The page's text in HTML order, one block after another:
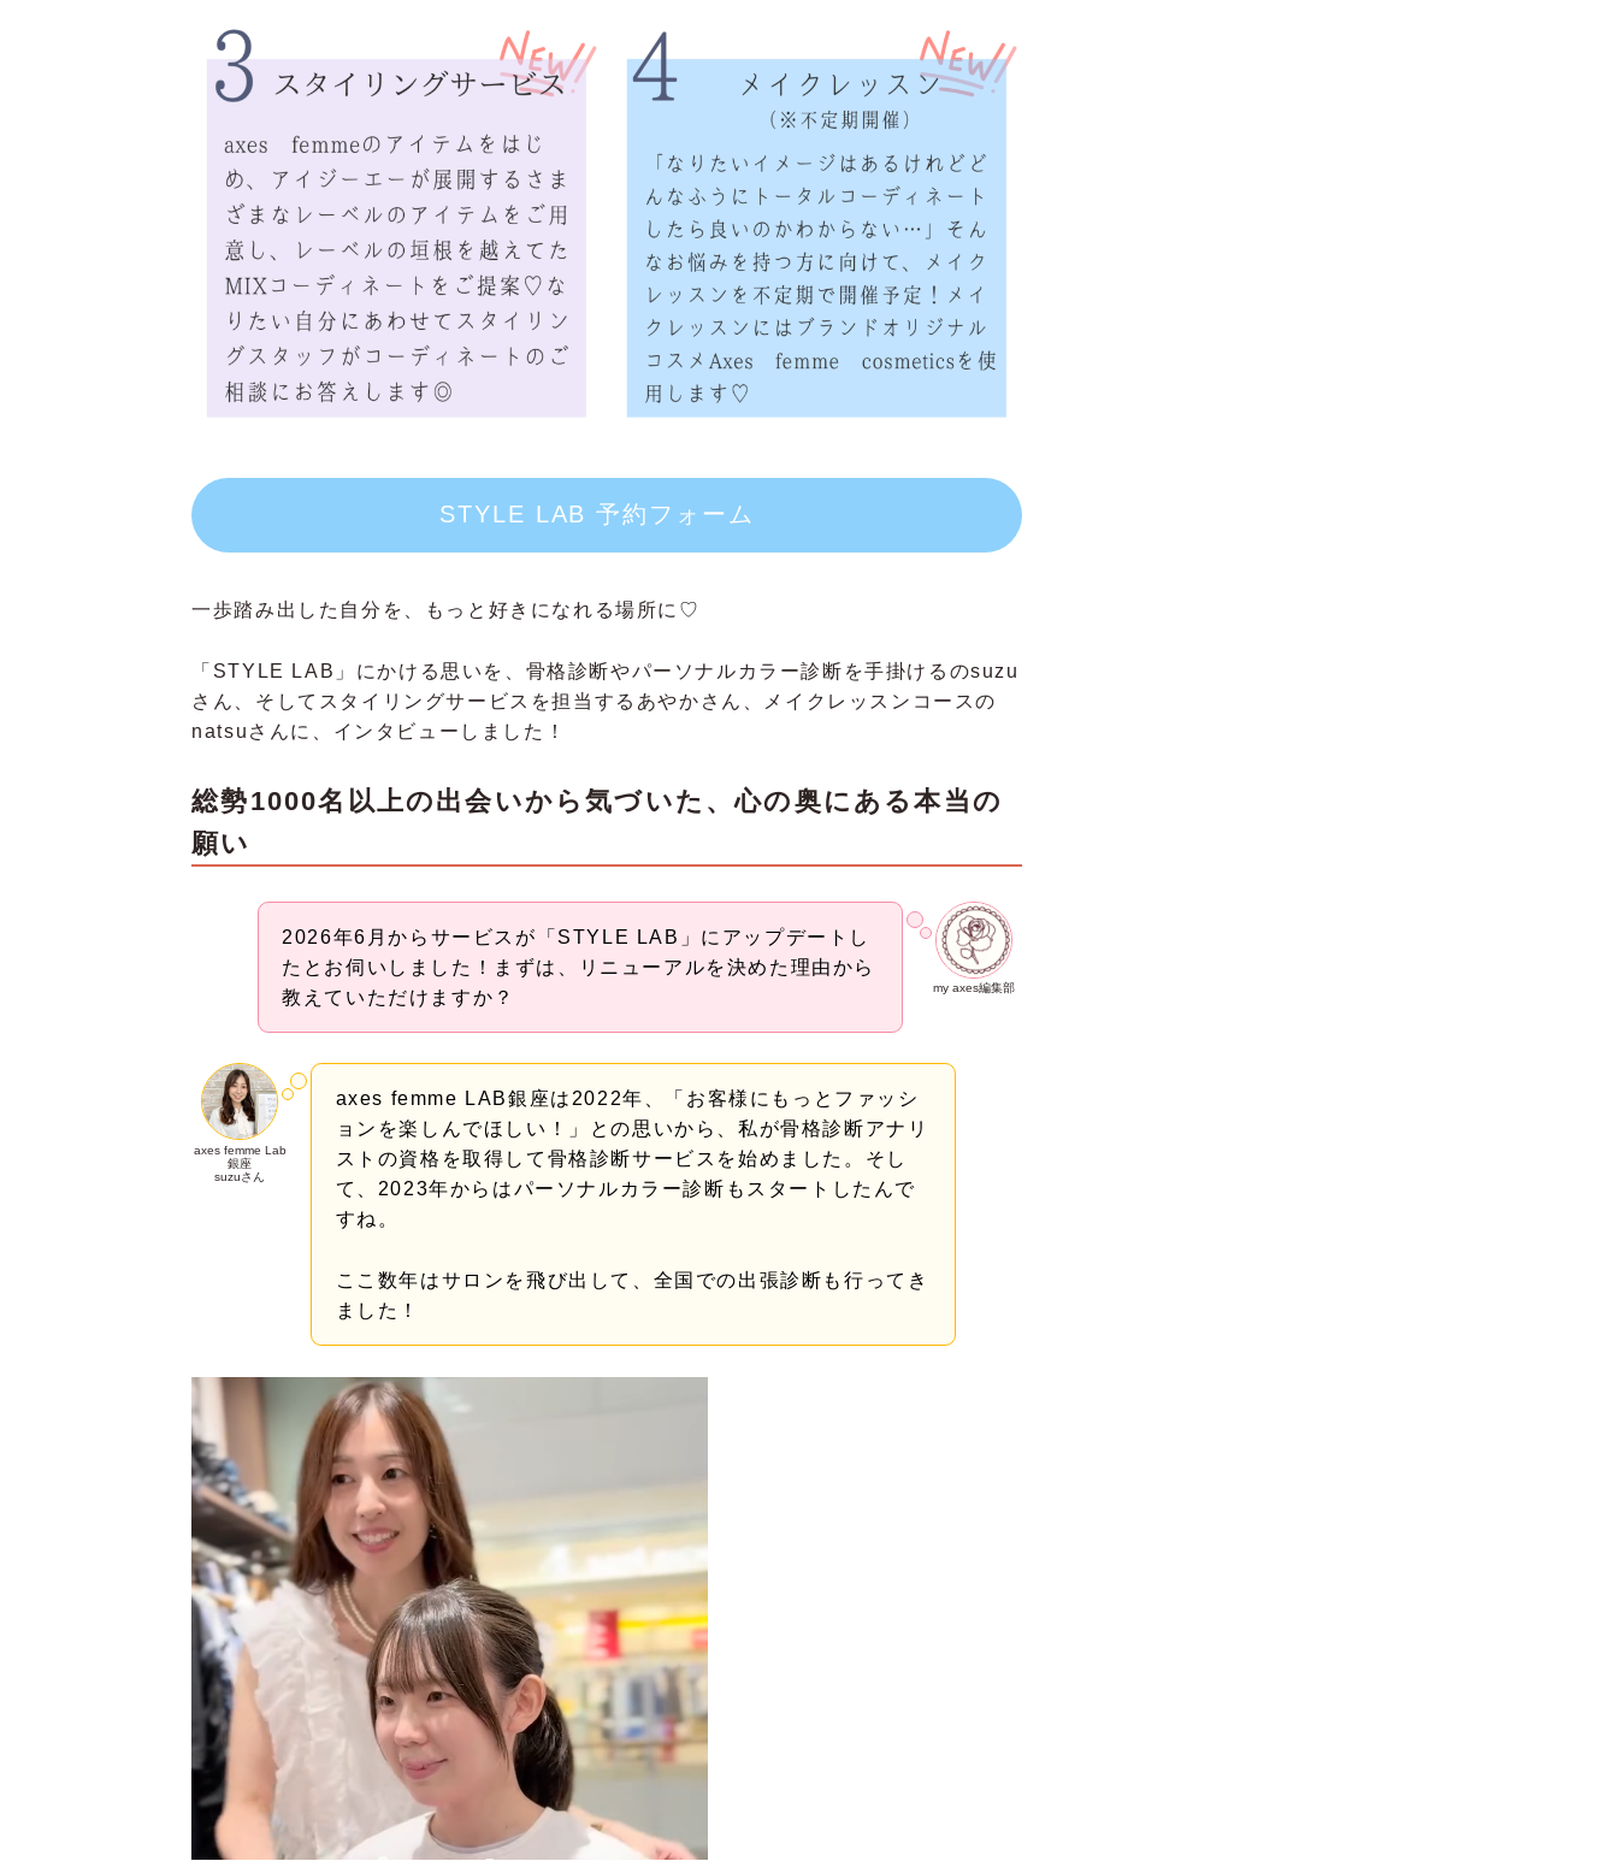
STYLE LAB 予約フォーム
一歩踏み出した自分を、もっと好きになれる場所に♡
「STYLE LAB」にかける思いを、骨格診断やパーソナルカラー診断を手掛けるのsuzu
さん、そしてスタイリングサービスを担当するあやかさん、メイクレッスンコースの
natsuさんに、インタビューしました！
総勢1000名以上の出会いから気づいた、心の奥にある本当の
願い
my axes編集部
2026年6月からサービスが「STYLE LAB」にアップデートし
たとお伺いしました！まずは、リニューアルを決めた理由から
教えていただけますか？
axes femme Lab
銀座
suzuさん
axes femme LAB銀座は2022年、「お客様にもっとファッシ
ョンを楽しんでほしい！」との思いから、私が骨格診断アナリ
ストの資格を取得して骨格診断サービスを始めました。そし
て、2023年からはパーソナルカラー診断もスタートしたんで
すね。
ここ数年はサロンを飛び出して、全国での出張診断も行ってき
ました！